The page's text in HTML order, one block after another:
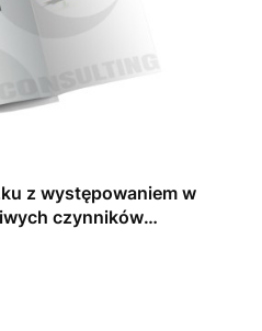
z występowaniem w
czynników